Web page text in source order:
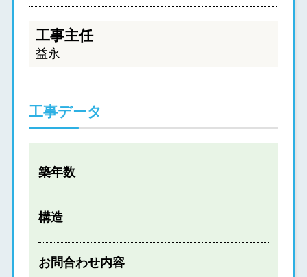
工事主任
益永
工事データ
築年数
構造
お問合わせ内容